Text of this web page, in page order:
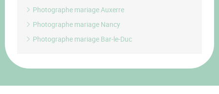
Photographe mariage Auxerre
Photographe mariage Nancy
Photographe mariage Bar-le-Duc